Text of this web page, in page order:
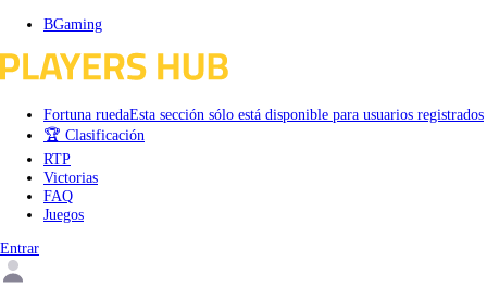
content
BGaming
Fortuna ruedaEsta sección sólo está disponible para usuarios registrados
🏆 Clasificación
RTP
Victorias
FAQ
Juegos
Entrar